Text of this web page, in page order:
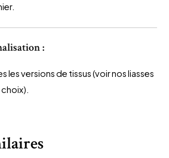
:
les versions de tissus (voir nos liasses